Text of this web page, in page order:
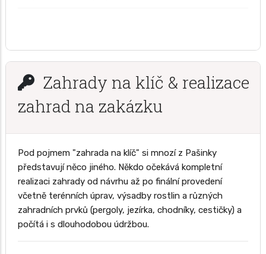
Zahrady na klíč & realizace
zahrad na zakázku
Pod pojmem "zahrada na klíč" si mnozí z Pašinky
představují něco jiného. Někdo očekává kompletní
realizaci zahrady od návrhu až po finální provedení
včetně terénních úprav, výsadby rostlin a různých
zahradních prvků (pergoly, jezírka, chodníky, cestičky) a
počítá i s dlouhodobou údržbou.